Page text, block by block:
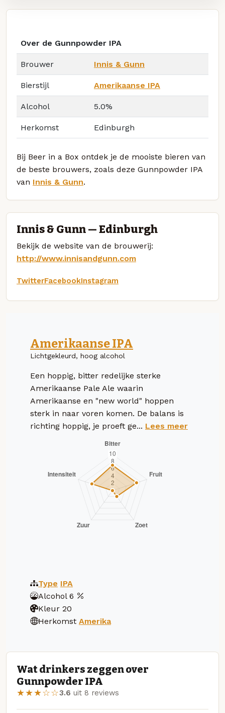
Over de Gunnpowder IPA
Brouwer Innis & Gunn
Bierstijl Amerikaanse IPA
Alcohol 5.0%
Herkomst Edinburgh
Bij Beer in a Box ontdek je de mooiste bieren van
de beste brouwers, zoals deze Gunnpowder IPA
van Innis & Gunn.
Innis & Gunn — Edinburgh
Bekijk de website van de brouwerij:
http://www.innisandgunn.com
TwitterFacebookInstagram
Amerikaanse IPA
Lichtgekleurd, hoog alcohol
Een hoppig, bitter redelijke sterke
Amerikaanse Pale Ale waarin
Amerikaanse en "new world" hoppen
sterk in naar voren komen. De balans is
richting hoppig, je proeft ge... Lees meer
Type IPA
Alcohol 6
Kleur 20
Herkomst Amerika
Wat drinkers zeggen over
Gunnpowder IPA
★★★☆☆3.6 uit 8 reviews